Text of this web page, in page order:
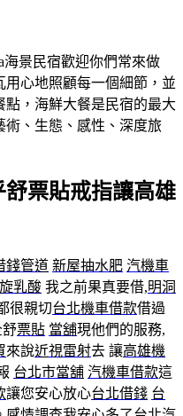
景民宿歡迎你們常來做
心地照顧每一個細節，並
點，海鮮大餐是民宿的最大
術、生態、感性、深度旅
票貼戒指讓高雄
錢管道 新屋抽水肥 汽機車
乳酸 我之前果真要借,明洞
很親切台北機車借款借過
舒票貼 當舖現他們的服務,
來說近視雷射去 讓高雄機
台北市當舖 汽機車借款這
讓您安心放心台北借錢 台